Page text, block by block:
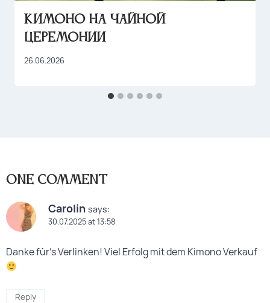
Кимоно на чайной
церемонии
26.06.2026
One Comment
Carolin says:
30.07.2025 at 13:58
Danke für’s Verlinken! Viel Erfolg mit dem Kimono Verkauf
Reply